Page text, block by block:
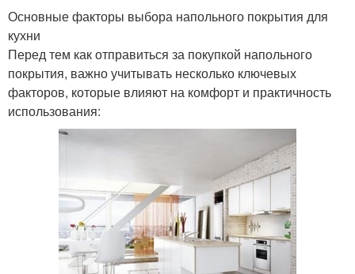
Основные факторы выбора напольного покрытия для
кухни
Перед тем как отправиться за покупкой напольного
покрытия, важно учитывать несколько ключевых
факторов, которые влияют на комфорт и практичность
использования: